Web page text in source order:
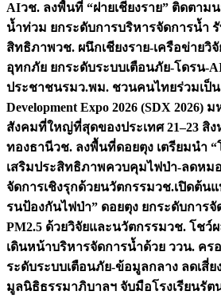
AIวช. ลงพื้นที่ “ฝายเชียงราย” ติดตาม
น้ำท่วม ยกระดับการบริหารจัดการน้ำ
สิทธิภาพวช. ผนึกเชียงราย-เครือข่ายวิ
อุทกภัย ยกระดับระบบเตือนภัย-โดรน-
ประชาชนรมว.พม. ชวนคนไทยร่วมเป็
Development Expo 2026 (SDX
สังคมที่ใหญ่ที่สุดของประเทศ 21–23 สิ
ทองธานีวช. ลงพื้นที่ดอยตุง เตรียมนำ
เสริมประสิทธิภาพควบคุมไฟป่า-ลดหม
จัดการเชิงรุกด้วยนวัตกรรมวช.เปิดต้น
รนป้องกันไฟป่า” ดอยตุง ยกระดับการ
PM2.5 ด้วยวิจัยและนวัตกรรมวช. โชว์
เดินหน้าบริหารจัดการน้ำด้วย ววน. คร
ระดับระบบเตือนภัย-ข้อมูลกลาง ลดเสี่
มูลนิธิธรรมาภิบาลฯ จับมือโรงเรียนรั